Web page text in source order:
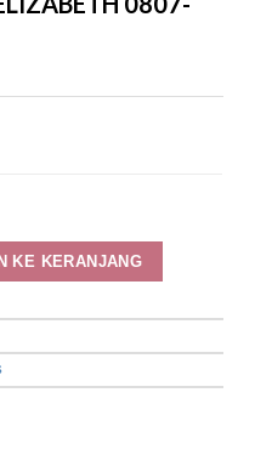
KE KERANJANG